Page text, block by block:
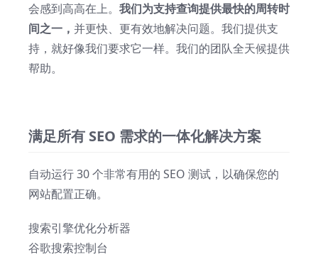
会感到高高在上。 我们为支持查询提供最快的周转时
间之一， 并更快、更有效地解决问题。我们提供支
持，就好像我们要求它一样。我们的团队全天候提供
帮助。
满足所有 SEO 需求的一体化解决方案
自动运行 30 个非常有用的 SEO 测试，以确保您的
网站配置正确。
搜索引擎优化分析器
谷歌搜索控制台